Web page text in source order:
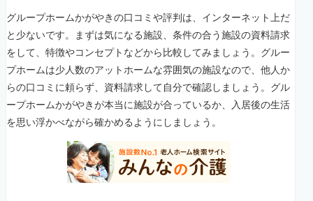
グループホームかがやきの口コミや評判は、インターネット上だ
と少ないです。まずは気になる施設、条件の合う施設の資料請求
をして、特徴やコンセプトなどから比較してみましょう。グルー
プホームは少人数のアットホームな雰囲気の施設なので、他人か
らの口コミに頼らず、資料請求して自分で確認しましょう。グル
ープホームかがやきが本当に施設が合っているか、入居後の生活
を思い浮かべながら確かめるようにしましょう。